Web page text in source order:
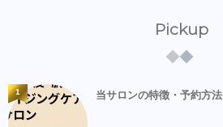
Pickup
当サロンの特徴・予約方法
1